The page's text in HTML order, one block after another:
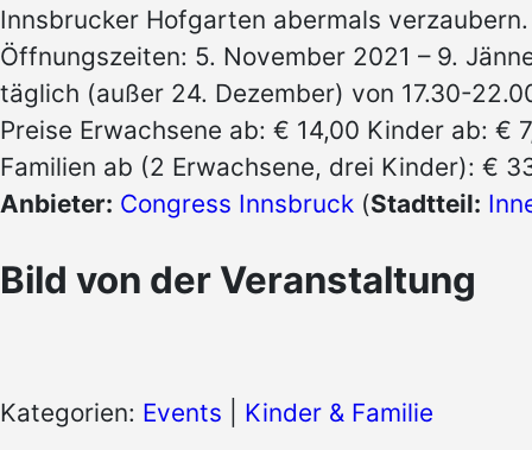
Innsbrucker Hofgarten abermals verzaubern.
Öffnungszeiten: 5. November 2021 – 9.
täglich (außer 24. Dezember) von 17.30-
Preise Erwachsene ab: € 14,00 Kinder ab: €
Familien ab (2 Erwachsene, drei Kinder): €
Anbieter: Congress Innsbruck (Stadtteil:
Bild von der Veranstaltung
Kategorien: Events
Kinder & Familie